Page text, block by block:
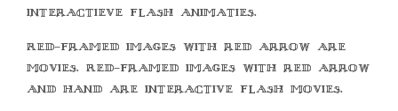
interactieve flash animaties.
Red-framed images with red arrow are
movies. Red-framed images with red arrow
and hand are interactive flash movies.